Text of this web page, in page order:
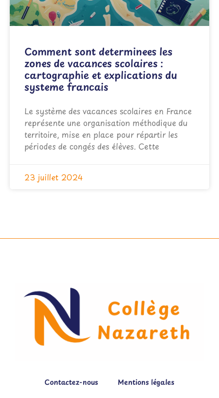
Comment sont determinees les
zones de vacances scolaires :
cartographie et explications du
systeme francais
Le système des vacances scolaires en France
représente une organisation méthodique du
territoire, mise en place pour répartir les
périodes de congés des élèves. Cette
23 juillet 2024
Contactez-nous Mentions légales